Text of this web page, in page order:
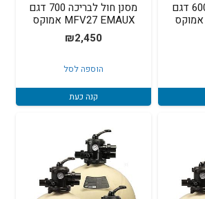
מסנן חול לבריכה 600 דגם
מסנן חול לבריכה 700 דגם
MFV27 EMAUX אמוקס
₪2,450
הוספה לסל
קנה כעת